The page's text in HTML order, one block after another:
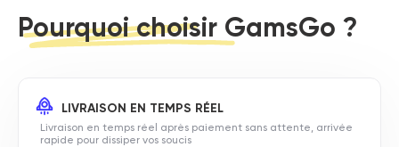
Pourquoi choisir GamsGo ?
LIVRAISON EN TEMPS RÉEL
Livraison en temps réel après paiement sans attente, arrivée
rapide pour dissiper vos soucis